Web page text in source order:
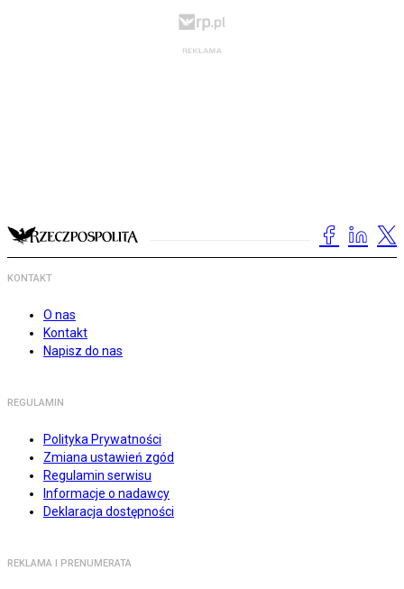
KONTAKT
O nas
Kontakt
Napisz do nas
REGULAMIN
Polityka Prywatności
Zmiana ustawień zgód
Regulamin serwisu
Informacje o nadawcy
Deklaracja dostępności
REKLAMA I PRENUMERATA